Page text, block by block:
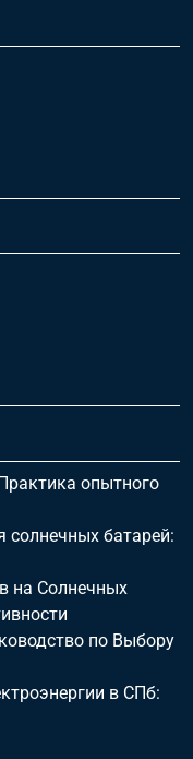
опытного
батарей:
на Солнечных
по Выбору
в СПб: